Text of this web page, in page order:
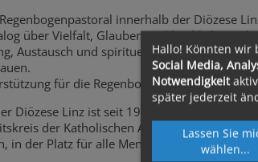
innerhalb der Diözese
über Vielfalt, Glauben und kirchliches
Austausch und spirituelle Begleitung für
für die Regenbogenpastoral
Diözese Linz ist seit 1989 – zuerst als
der Katholischen Aktion – in der
in der Platz für alle Menschen sowie ihre
Hallo! Könnten wir
Social Media,
Notwendigkeit
später jederzeit
Lassen Sie
wählen...